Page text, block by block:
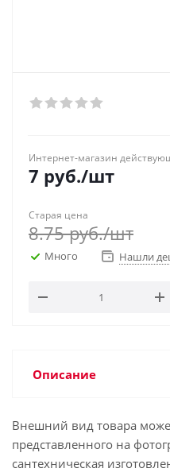
Интернет-магазин
7 руб./шт
Старая цена
8.75руб./шт
Много Нашли
Описание
Внешний вид товара
представленного на
сантехническая